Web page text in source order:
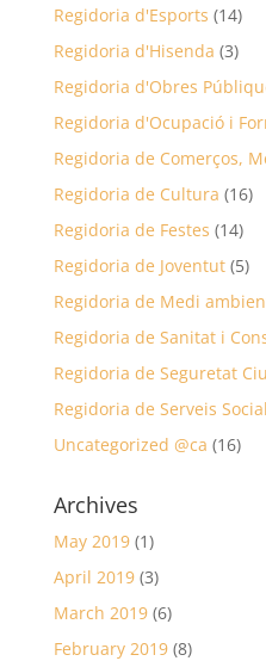
Regidoria d'Esports (14)
Regidoria d'Hisenda (3)
Regidoria d'Obres
Regidoria d'Ocupació i
Regidoria de Comerços,
Regidoria de Cultura (16)
Regidoria de Festes (14)
Regidoria de Joventut(5)
Regidoria de Medi
Regidoria de Sanitat i
Regidoria de Seguretat
Regidoria de Serveis
Uncategorized @ca (16)
Archives
May 2019(1)
April 2019(3)
March 2019(6)
February 2019(8)